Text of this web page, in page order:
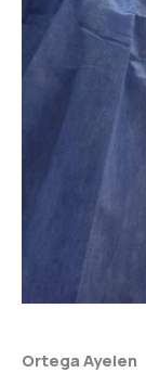
Ortega Ayelen